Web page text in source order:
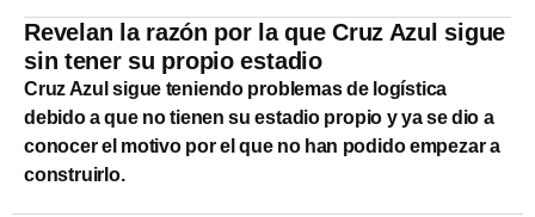
Revelan la razón por la que Cruz Azul sigue
sin tener su propio estadio
Cruz Azul sigue teniendo problemas de logística
debido a que no tienen su estadio propio y ya se dio a
conocer el motivo por el que no han podido empezar a
construirlo.